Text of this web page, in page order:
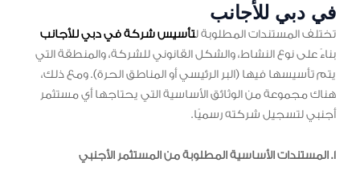
في دبي للأجانب
تختلف المستندات المطلوبة لتأسيس شركة في دبي للأجانب
بناءً على نوع النشاط، والشكل القانوني للشركة، والمنطقة التي
يتم تأسيسها فيها (البر الرئيسي أو المناطق الحرة). ومع ذلك،
هناك مجموعة من الوثائق الأساسية التي يحتاجها أي مستثمر
أجنبي لتسجيل شركته رسميًا.
1. المستندات الأساسية المطلوبة من المستثمر الأجنبي